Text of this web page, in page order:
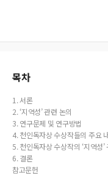
of human geography with
목차
1. 서론
2. ‘지역성’ 관련 논의
3. 연구문제 및 연구방법
4. 천인독자상 수상작들의 주요
5. 천인독자상 수상작의 ‘지역성’
6. 결론
참고문헌